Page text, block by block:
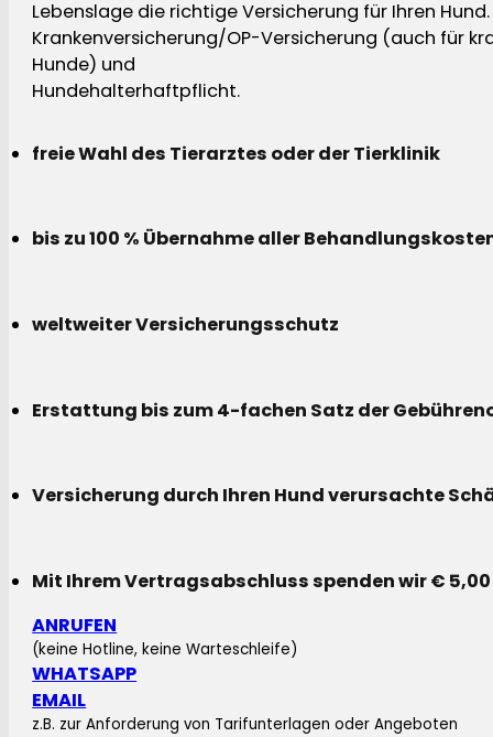
Lebenslage die richtige Versicherung für Ihren Hund.
Krankenversicherung/OP-Versicherung (auch für
Hunde) und
Hundehalterhaftpflicht.
freie Wahl des Tierarztes oder der Tierklinik
bis zu 100 % Übernahme aller
weltweiter Versicherungsschutz
Erstattung bis zum 4-fachen Satz der
Versicherung durch Ihren Hund verursachte
Mit Ihrem Vertragsabschluss spenden wir €
ANRUFEN
(keine Hotline, keine Warteschleife)
WHATSAPP
EMAIL
z.B. zur Anforderung von Tarifunterlagen oder Angeboten